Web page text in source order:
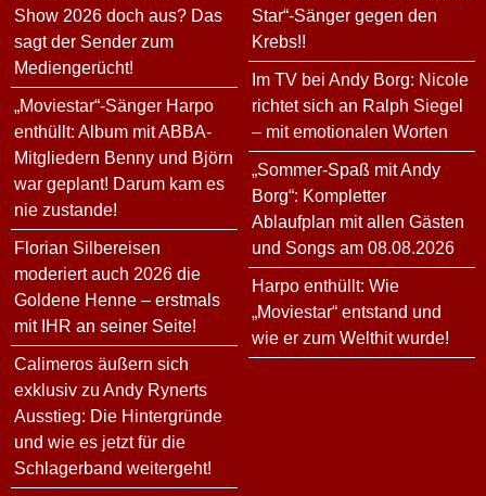
Show 2026 doch aus? Das
sagt der Sender zum
Mediengerücht!
„Moviestar“-Sänger Harpo
enthüllt: Album mit ABBA-
Mitgliedern Benny und Björn
war geplant! Darum kam es
nie zustande!
Florian Silbereisen
moderiert auch 2026 die
Goldene Henne – erstmals
mit IHR an seiner Seite!
Calimeros äußern sich
exklusiv zu Andy Rynerts
Ausstieg: Die Hintergründe
und wie es jetzt für die
Schlagerband weitergeht!
Star“-Sänger gegen den
Krebs!!
Im TV bei Andy Borg: Nicole
richtet sich an Ralph Siegel
– mit emotionalen Worten
„Sommer-Spaß mit Andy
Borg“: Kompletter
Ablaufplan mit allen Gästen
und Songs am 08.08.2026
Harpo enthüllt: Wie
„Moviestar“ entstand und
wie er zum Welthit wurde!